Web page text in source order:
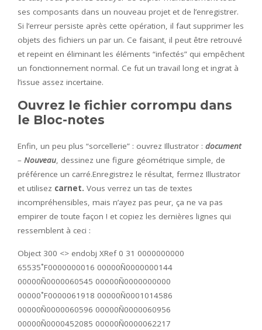
ses composants dans un nouveau projet et de l’enregistrer.
Si l’erreur persiste après cette opération, il faut supprimer les
objets des fichiers un par un. Ce faisant, il peut être retrouvé
et repeint en éliminant les éléments “infectés” qui empêchent
un fonctionnement normal. Ce fut un travail long et ingrat à
l’issue assez incertaine.
Ouvrez le fichier corrompu dans
le Bloc-notes
Enfin, un peu plus “sorcellerie” : ouvrez Illustrator : document
– Nouveau, dessinez une figure géométrique simple, de
préférence un carré.Enregistrez le résultat, fermez Illustrator
et utilisez carnet. Vous verrez un tas de textes
incompréhensibles, mais n’ayez pas peur, ça ne va pas
empirer de toute façon ! et copiez les dernières lignes qui
ressemblent à ceci :
Object 300 <> endobj XRef 0 31 0000000000
65535˚F0000000016 00000Ñ0000000144
00000Ñ0000060545 00000Ñ0000000000
00000˚F0000061918 00000Ñ0001014586
00000Ñ0000060596 00000Ñ0000060956
00000Ñ0000452085 00000Ñ0000062217